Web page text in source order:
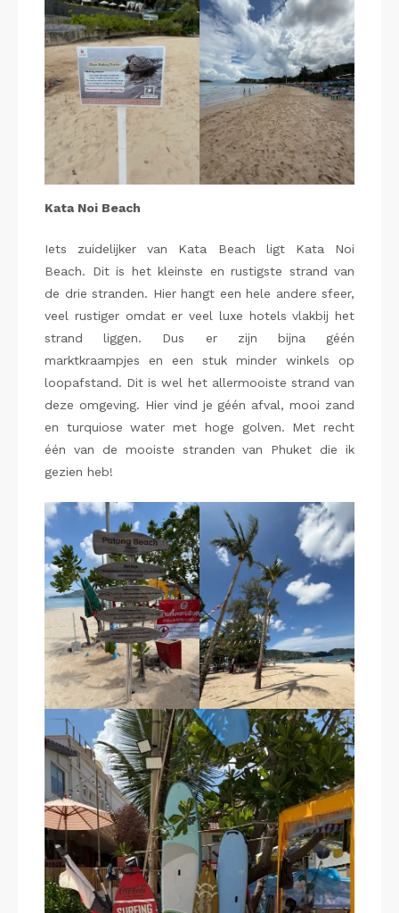
Kata Noi Beach
Iets zuidelijker van Kata Beach ligt Kata Noi
Beach. Dit is het kleinste en rustigste strand van
de drie stranden. Hier hangt een hele andere sfeer,
veel rustiger omdat er veel luxe hotels vlakbij het
strand liggen. Dus er zijn bijna géén
marktkraampjes en een stuk minder winkels op
loopafstand. Dit is wel het allermooiste strand van
deze omgeving. Hier vind je géén afval, mooi zand
en turquiose water met hoge golven. Met recht
één van de mooiste stranden van Phuket die ik
gezien heb!